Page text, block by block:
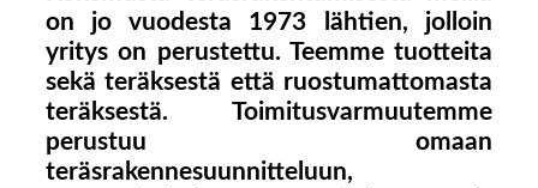
on jo vuodesta 1973 lähtien, jolloin
yritys on perustettu. Teemme tuotteita
sekä teräksestä että ruostumattomasta
teräksestä. Toimitusvarmuutemme
perustuu omaan
teräsrakennesuunnitteluun,